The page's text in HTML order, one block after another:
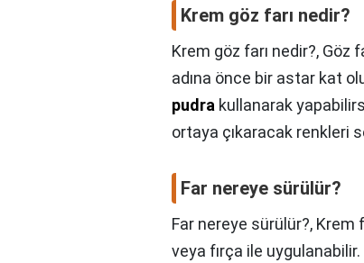
Krem göz farı nedir?
Krem göz farı nedir?, Göz
adına önce bir astar kat
pudra kullanarak
ortaya çıkaracak renkleri
Far nereye sürülür?
Far nereye sürülür?, Krem
veya fırça ile uygulanabilir.